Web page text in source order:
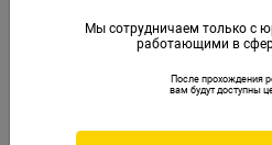
Крылатка силиконовая на присоске, оранжевая
Мы сотрудничаем только с
работающими в
После прохождения
вам будут доступны